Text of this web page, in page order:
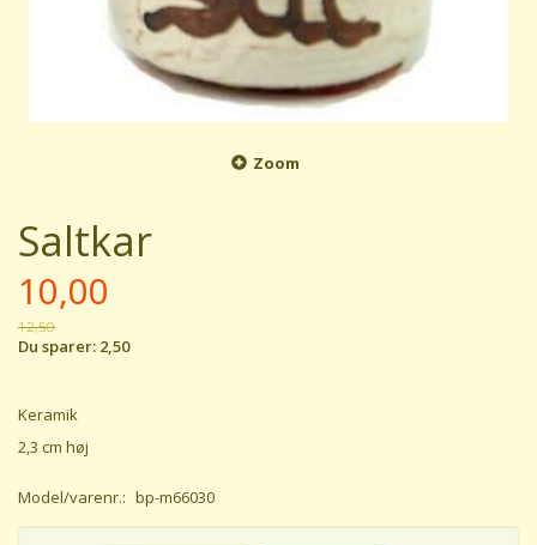
Zoom
Saltkar
10,00
12,50
Du sparer: 2,50
Keramik
2,3 cm høj
Model/varenr.: bp-m66030